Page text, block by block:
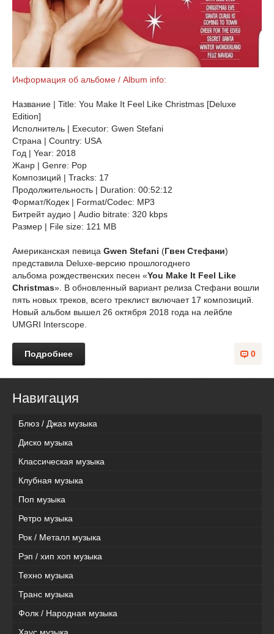
Информация об альбоме / Album info:
Название | Title: You Make It Feel Like Christmas [Deluxe
Edition]
Исполнитель | Executor: Gwen Stefani
Страна | Country: USA
Год | Year: 2018
Жанр | Genre: Pop
Композиций | Tracks: 17
Продолжительность | Duration: 00:52:12
Формат/Кодек | Format/Codec: MP3
Битрейт аудио | Audio bitrate: 320 kbps
Размер | File size: 121 MB
Американская певица Gwen Stefani (Гвен Стефани)
представила Deluxe-версию прошлогоднего
альбома рождественских песен «You Make It Feel Like
Christmas». В обновленный вариант релиза Стефани вошли
пять новых треков, всего треклист включает 17 композиций.
Новый альбом вышел 26 октября 2018 года на лейбле
UMGRI Interscope.
0
Подробнее
Навигация
Блюз / Джаз музыка
Диско музыка
Классическая музыка
Клубная музыка
Поп музыка
Ретро музыка
Рок / Металл музыка
Рэп / хип хоп музыка
Техно музыка
Транс музыка
Фолк / Народная музыка